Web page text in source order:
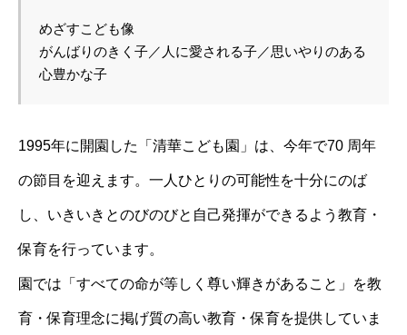
めざすこども像
がんばりのきく子／人に愛される子／思いやりのある
心豊かな子
1995年に開園した「清華こども園」は、今年で70 周年
の節目を迎えます。一人ひとりの可能性を十分にのば
し、いきいきとのびのびと自己発揮ができるよう教育・
保育を行っています。
園では「すべての命が等しく尊い輝きがあること」を教
育・保育理念に掲げ質の高い教育・保育を提供していま